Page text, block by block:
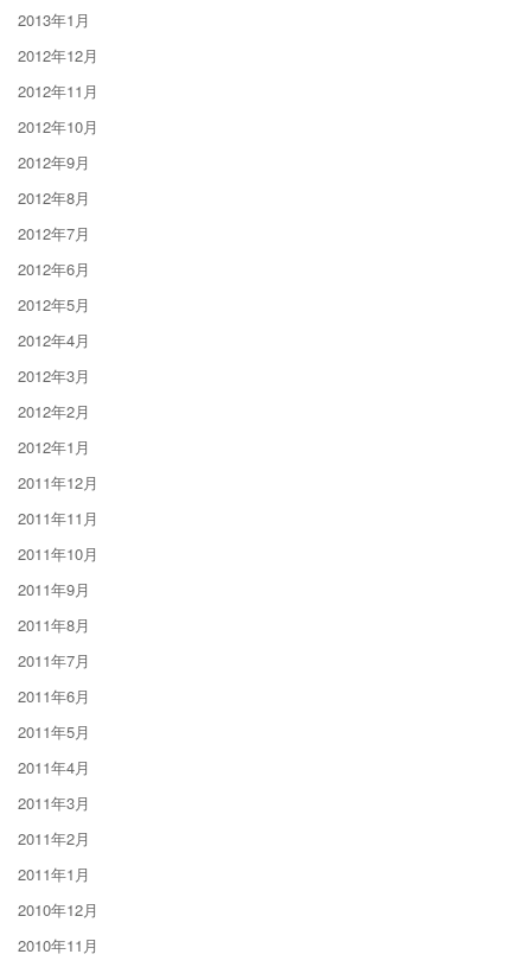
2013年1月
2012年12月
2012年11月
2012年10月
2012年9月
2012年8月
2012年7月
2012年6月
2012年5月
2012年4月
2012年3月
2012年2月
2012年1月
2011年12月
2011年11月
2011年10月
2011年9月
2011年8月
2011年7月
2011年6月
2011年5月
2011年4月
2011年3月
2011年2月
2011年1月
2010年12月
2010年11月